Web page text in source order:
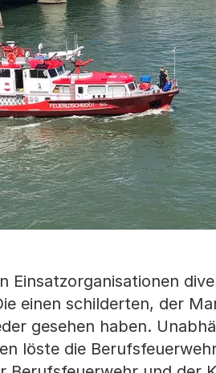
Einsatzorganisationen
einen schilderten, der
gesehen haben.
löste die